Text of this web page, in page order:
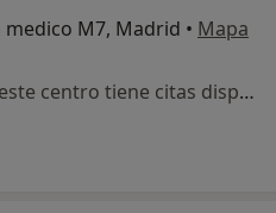
M7, Madrid • Mapa
Ningún profesional de este centro tiene citas disponibles